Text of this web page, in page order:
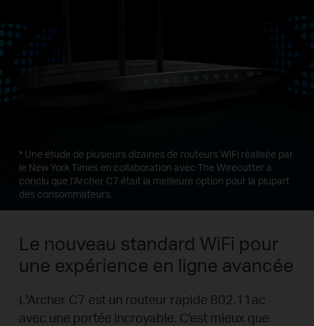
*Une étude de plusieurs dizaines de routeurs WiFi réalisée par
le New York Times en collaboration avec The Wirecutter a
conclu que l’Archer C7 était la meilleure option pour la plupart
des consommateurs.
Le nouveau standard WiFi pour
une expérience en ligne avancée
L'Archer C7 est un routeur rapide 802.11ac
avec une portée incroyable. C'est mieux que